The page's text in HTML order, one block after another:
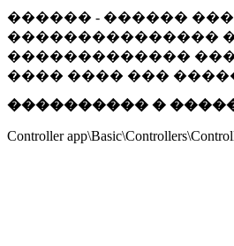
������ - ������
���������������
�������������
���� ���� ���
���������� �
Controller